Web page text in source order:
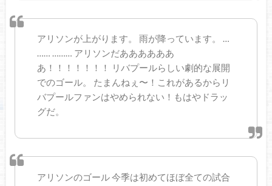
アリソンが上がります。 雨が降っています。 …
…… ……… アリソンだああああああ
あ！！！！！！！ リバプールらしい劇的な展開
でのゴール。 たまんねぇ〜！これがあるからリ
バプールファンはやめられない！もはやドラッ
グだ。
アリソンのゴール 今季は初めてほぼ全ての試合